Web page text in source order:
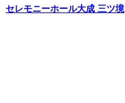
セレモニーホール大成 三ツ境